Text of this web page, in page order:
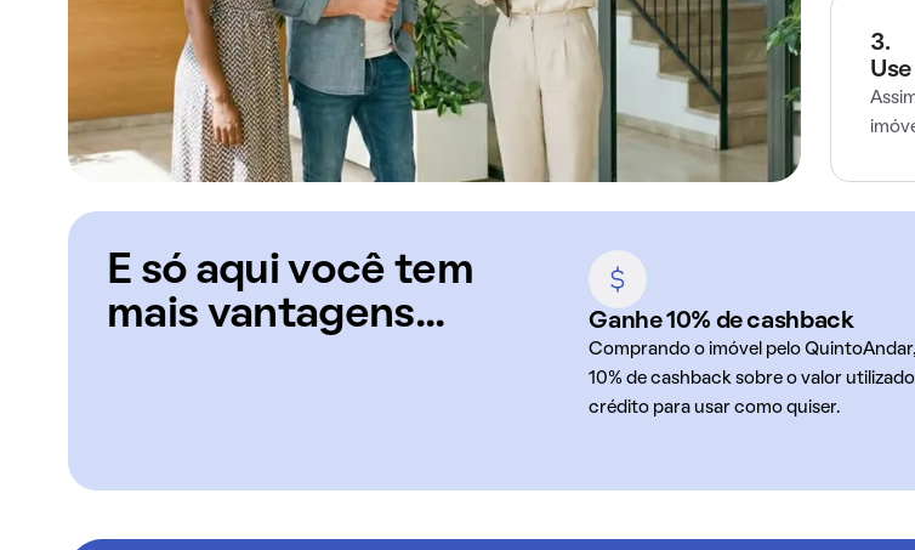
3.
E só aqui você tem
mais vantagens...
Ganhe 10% de cashback
Comprando o imóvel pelo
10% de cashback sobre o valor
crédito para usar como quiser.